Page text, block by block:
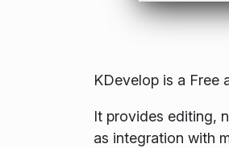
KDevelop is a Free
It provides editing,
as integration with